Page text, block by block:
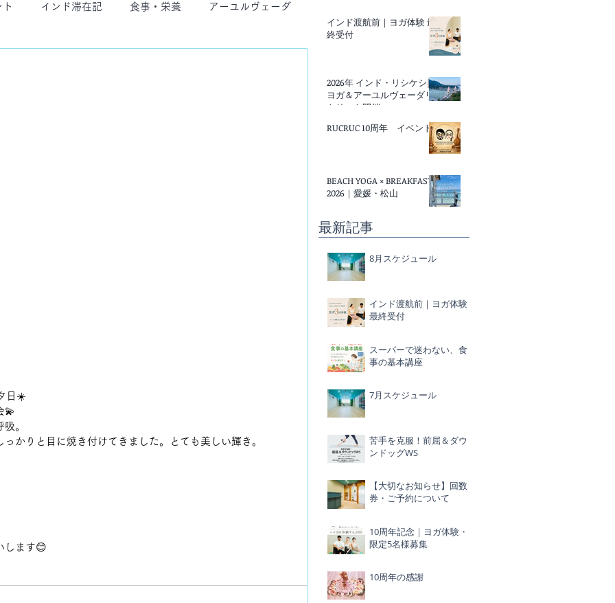
インド滞在記 食事・栄養 アーユルヴェーダ
日☀️
💫
。
かりと目に焼き付けてきました。とても美しい輝き。
します😊
インド渡航前｜ヨガ体験 最
終受付
2026年 インド・リシケシ|
ヨガ＆アーユルヴェーダリ
トリート開催
RUCRUC 10周年 イベント
BEACH YOGA × BREAKFAST
2026｜愛媛・松山
最新記事
8月スケジュール
インド渡航前｜ヨガ体験
最終受付
スーパーで迷わない、食
事の基本講座
7月スケジュール
苦手を克服！前屈＆ダウ
ンドッグWS
【大切なお知らせ】回数
券・ご予約について
10周年記念｜ヨガ体験・
限定5名様募集
10周年の感謝